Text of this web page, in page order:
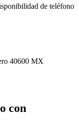
de teléfono
40600 MX
con